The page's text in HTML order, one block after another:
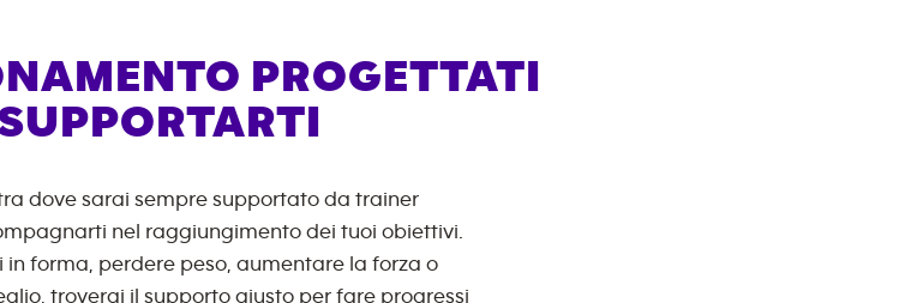
PROGETTATI
dove sarai sempre supportato da trainer
nel raggiungimento dei tuoi obiettivi.
forma, perdere peso, aumentare la forza o
troverai il supporto giusto per fare progressi